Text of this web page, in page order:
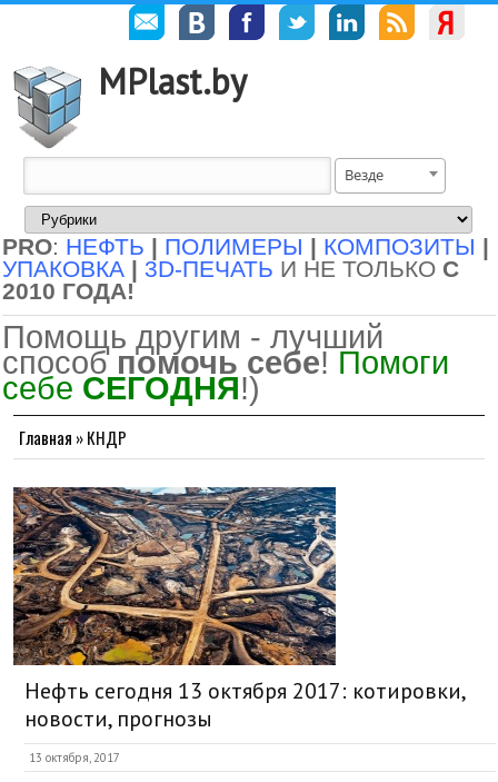
MPlast.by
Везде
PRO: НЕФТЬ | ПОЛИМЕРЫ | КОМПОЗИТЫ |
УПАКОВКА | 3D-ПЕЧАТЬ И НЕ ТОЛЬКО С
2010 ГОДА!
Помощь другим - лучший
способ помочь себе! Помоги
себе СЕГОДНЯ!)
Главная »КНДР
Нефть сегодня 13 октября 2017: котировки,
новости, прогнозы
13 октября, 2017